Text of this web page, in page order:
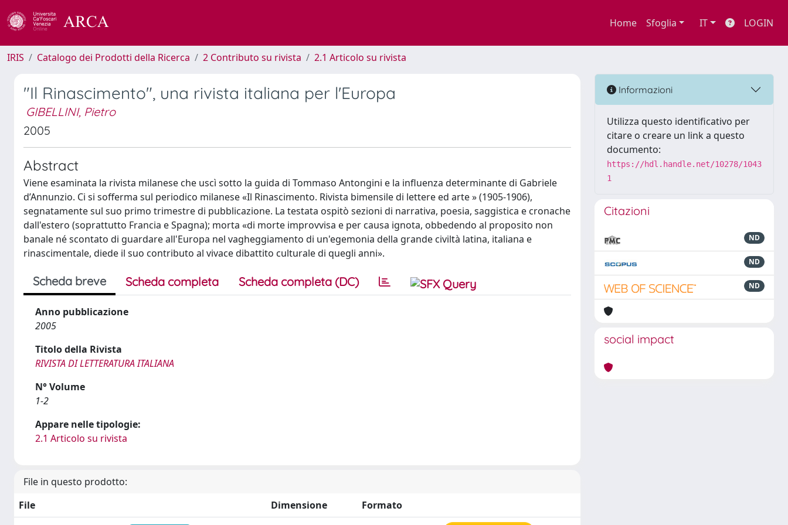
Home Sfoglia IT LOGIN
IRIS Catalogo dei Prodotti della Ricerca 2 Contributo su rivista 2.1 Articolo su rivista
"Il Rinascimento", una rivista italiana per l'Europa
GIBELLINI, Pietro
2005
Abstract
Viene esaminata la rivista milanese che uscì sotto la guida di Tommaso Antongini e la influenza determinante di Gabriele
d’Annunzio. Ci si sofferma sul periodico milanese «Il Rinascimento. Rivista bimensile di lettere ed arte » (1905-1906),
segnatamente sul suo primo trimestre di pubblicazione. La testata ospitò sezioni di narrativa, poesia, saggistica e cronache
dall'estero (soprattutto Francia e Spagna); morta «di morte improvvisa e per causa ignota, obbedendo al proposito non
banale né scontato di guardare all'Europa nel vagheggiamento di un'egemonia della grande civiltà latina, italiana e
rinascimentale, diede il suo contributo al vivace dibattito culturale di quegli anni».
Scheda breve Scheda completa Scheda completa (DC)
Anno pubblicazione
2005
Titolo della Rivista
RIVISTA DI LETTERATURA ITALIANA
N° Volume
1-2
Appare nelle tipologie:
2.1 Articolo su rivista
File in questo prodotto:
File
Dimensione
Formato
Informazioni
Utilizza questo identificativo per
citare o creare un link a questo
documento:
https://hdl.handle.net/10278/1043
1
Citazioni
ND
ND
ND
social impact